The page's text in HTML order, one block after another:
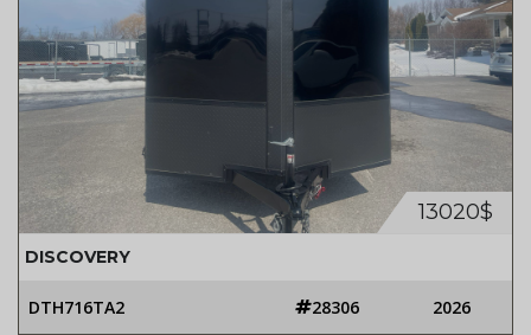
13020$
DISCOVERY
DTH716TA2 28306 2026